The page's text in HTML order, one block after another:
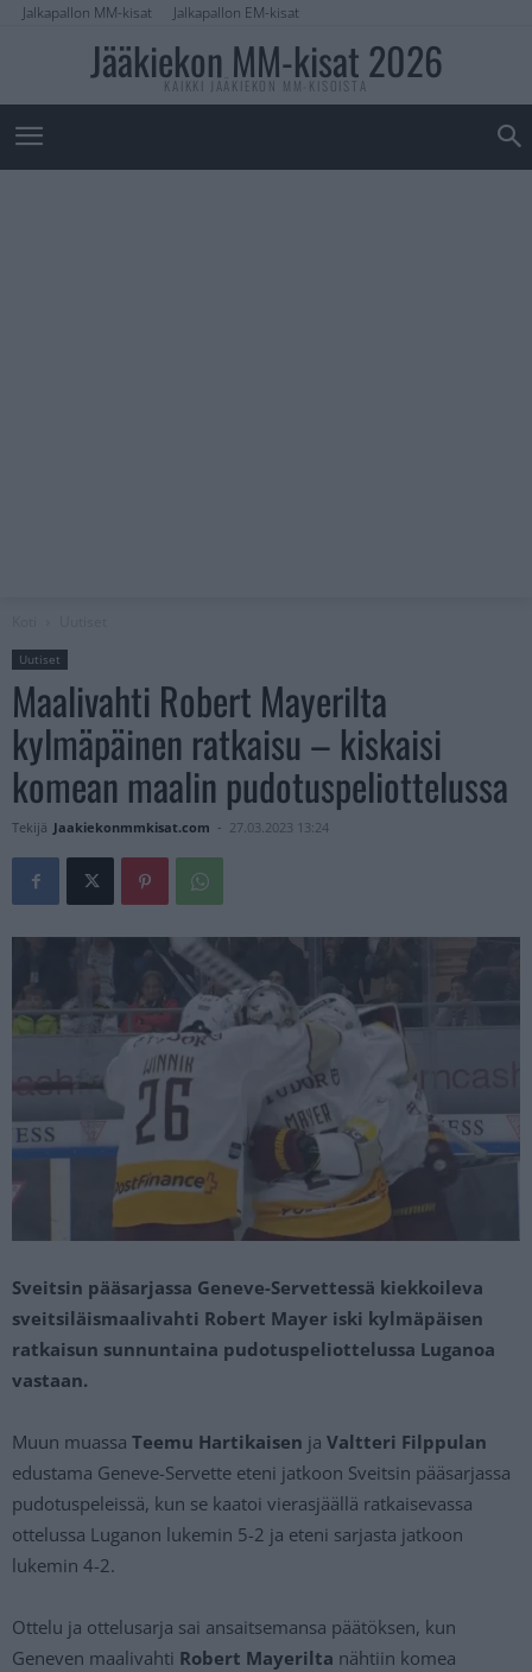
Jalkapallon MM-kisat Jalkapallon EM-kisat
Jääkiekon MM-kisat 2026
KAIKKI JÄÄKIEKON MM-KISOISTA
Uutiset
Maalivahti Robert Mayerilta
kylmäpäinen ratkaisu – kiskaisi
komean maalin pudotuspeliottelussa
Tekijä Jaakiekonmmkisat.com - 27.03.2023 13:24
Sveitsin pääsarjassa Geneve-Servettessä kiekkoileva
sveitsiläismaalivahti Robert Mayer iski kylmäpäisen
ratkaisun sunnuntaina pudotuspeliottelussa Luganoa
vastaan.
Muun muassa Teemu Hartikaisen ja Valtteri Filppulan
edustama Geneve-Servette eteni jatkoon Sveitsin pääsarjassa
pudotuspeleissä, kun se kaatoi vierasjäällä ratkaisevassa
ottelussa Luganon lukemin 5-2 ja eteni sarjasta jatkoon
lukemin 4-2.
Ottelu ja ottelusarja sai ansaitsemansa päätöksen, kun
Geneven maalivahti Robert Mayerilta nähtiin komea